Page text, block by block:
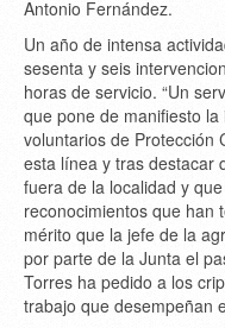
Antonio Fernández.
Un año de intensa
sesenta y seis
horas de servicio. “Un
que pone de manifiesto
voluntarios de Protección
esta línea y tras destacar
fuera de la localidad y
reconocimientos que han
mérito que la jefe de la
por parte de la Junta el
Torres ha pedido a los
trabajo que desempeñan